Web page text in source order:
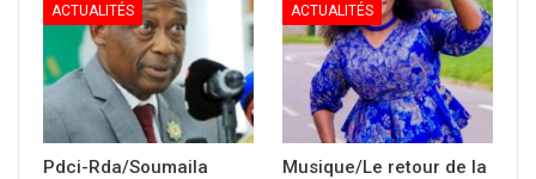
ACTUALITÉS
Pdci-Rda/Soumaila
ACTUALITÉS
Musique/Le retour de la